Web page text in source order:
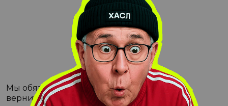
Мы обязательно с этим разберёмся, а пока
вернитесь на Главную